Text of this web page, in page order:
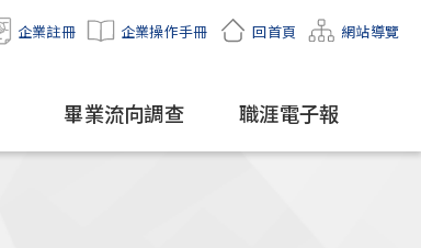
企業註冊 企業操作手冊 回首頁 網站導覽
畢業流向調查 職涯電子報